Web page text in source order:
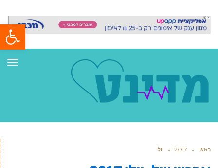
פתח
ראשי »
2017
» יולי